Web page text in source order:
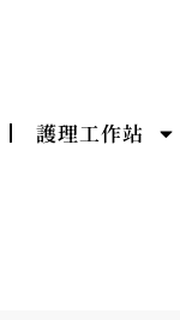
護理工作站